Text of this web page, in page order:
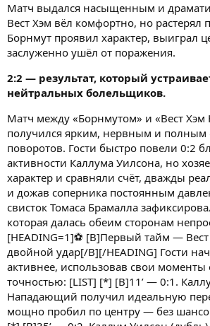
Матч выдался насыщенным и
Вест Хэм вёл комфортно, но растерял
Борнмут проявил характер, выиграл
заслуженно ушёл от поражения.
2:2 — результат, который
нейтральных болельщиков.
Матч между «Борнмутом» и «Вест
получился ярким, нервным и
поворотов. Гости быстро повели 0:2
активности Каллума Уилсона, но
характер и сравняли счёт, дважды
и дожав соперника постоянным
свисток Томаса Брамалла
которая далась обеим сторонам
[HEADING=1]⚽ [B]Первый тайм —
двойной удар[/B][/HEADING] Гости
активнее, использовав свои моменты
точностью: [LIST] [*] [B]11’ — 0:1.
Нападающий получил идеальную
мощно пробил по центру — без